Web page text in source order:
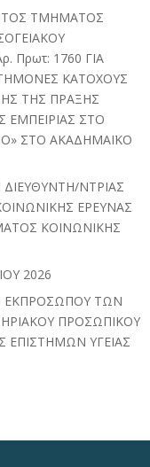
ΤΜΗΜΑΤΟΣ
Πρωτ: 1760 ΓΙΑ
ΚΑΤΟΧΟΥΣ
ΤΗΣ ΠΡΑΞΗΣ
ΕΜΠΕΙΡΙΑΣ ΣΤΟ
ΣΤΟ ΑΚΑΔΗΜΑΪΚΟ
ΝΤΡΙΑΣ
ΕΡΕΥΝΑΣ
ΚΟΙΝΩΝΙΚΗΣ
2026
ΕΚΠΡΟΣΩΠΟΥ ΤΩΝ
ΠΡΟΣΩΠΙΚΟΥ
ΕΠΙΣΤΗΜΩΝ ΥΓΕΙΑΣ